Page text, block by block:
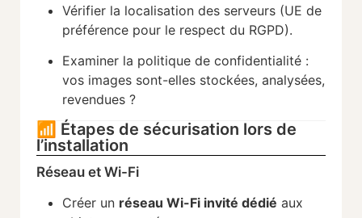
Vérifier la localisation des serveurs (UE de
préférence pour le respect du RGPD).
Examiner la politique de confidentialité :
vos images sont-elles stockées, analysées,
revendues ?
📶 Étapes de sécurisation lors de
l’installation
Réseau et Wi-Fi
Créer un réseau Wi-Fi invité dédié aux